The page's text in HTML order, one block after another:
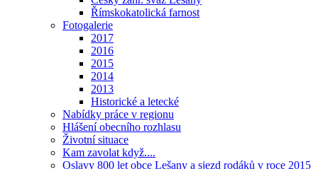
Římskokatolická farnost
Fotogalerie
2017
2016
2015
2014
2013
Historické a letecké
Nabídky práce v regionu
Hlášení obecního rozhlasu
Životní situace
Kam zavolat když....
Oslavy 800 let obce Lešany a sjezd rodáků v roce 2015